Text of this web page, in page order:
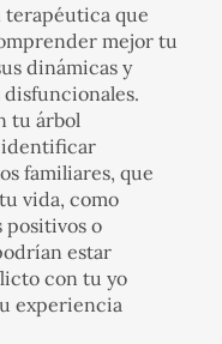
que
mejor tu
dinámicas y
tu árbol
identificar
familiares, que
vida, como
o
estar
con tu yo
experiencia